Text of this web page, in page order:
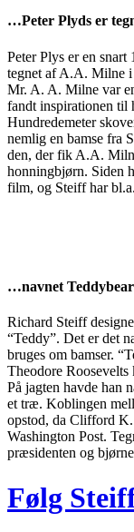
…Peter Plyds er
Peter Plys er en
tegnet af A.A. Milne i
Mr. A. A. Milne var
fandt inspirationen til
Hundredemeter
nemlig en bamse fra
den, der fik A.A.
honningbjørn. Siden
film, og Steiff har
…navnet Teddybear
Richard Steiff
“Teddy”. Det er det
bruges om bamser.
Theodore
På jagten havde han
et træ. Koblingen
opstod, da Clifford
Washington Post.
præsidenten og
Følg